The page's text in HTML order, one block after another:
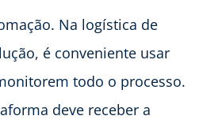
Na logística de
é conveniente usar
todo o processo.
deve receber a